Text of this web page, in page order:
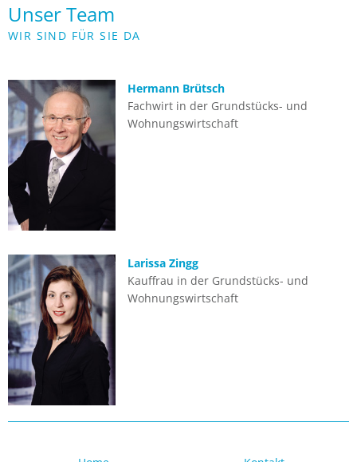
Unser Team
WIR SIND FÜR SIE DA
Hermann Brütsch
Fach­wirt in der Grund­stücks- und
Wohnungs­wirtschaft
Larissa Zingg
Kauf­frau in der Grund­stücks- und
Wohnungs­wirtschaft